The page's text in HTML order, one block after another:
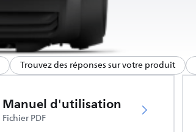
Trouvez des réponses sur votre produit
Manuel d'utilisation
Fichier PDF